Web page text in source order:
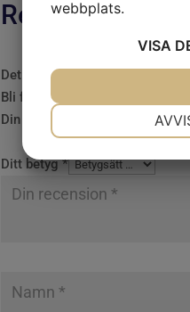
Recensioner
Det finns inga recensioner än.
Bli först med att recensera
Din e-postadress kommer inte
Ditt betyg*
webbplats.
VISA
MARKNADSFÖRING